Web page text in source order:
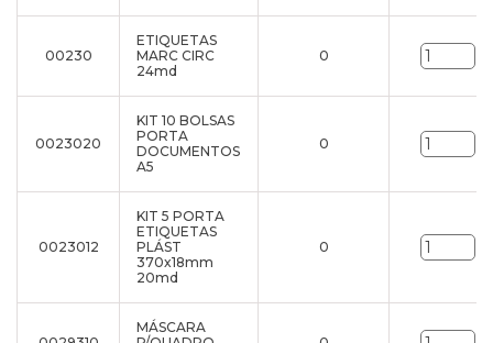
00230
ETIQUETAS
MARC CIRC
24md
0
0023020
KIT 10 BOLSAS
PORTA
DOCUMENTOS
A5
0
0023012
KIT 5 PORTA
ETIQUETAS
PLÁST
370x18mm
20md
0
MÁSCARA